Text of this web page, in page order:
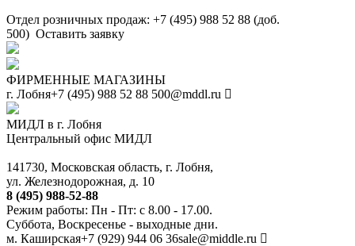
Отдел розничных продаж: +7 (495) 988 52 88 (доб.
500) Оставить заявку
ФИРМЕННЫЕ МАГАЗИНЫ
г. Лобня+7 (495) 988 52 88 500@mddl.ru
МИДЛ в г. Лобня
Центральный офис МИДЛ
141730, Московская область, г. Лобня,
ул. Железнодорожная, д. 10
8 (495) 988-52-88
Режим работы: Пн - Пт: с 8.00 - 17.00.
Суббота, Воскресенье - выходные дни.
м. Каширская+7 (929) 944 06 36sale@middle.ru